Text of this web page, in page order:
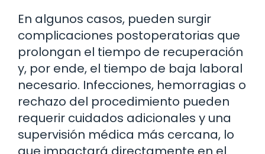
En algunos casos, pueden surgir
complicaciones postoperatorias que
prolongan el tiempo de recuperación
y, por ende, el tiempo de baja laboral
necesario. Infecciones, hemorragias o
rechazo del procedimiento pueden
requerir cuidados adicionales y una
supervisión médica más cercana, lo